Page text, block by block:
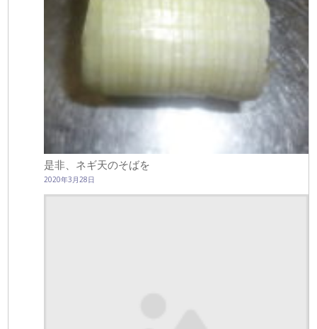
是非、ネギ天のそばを
2020年3月28日